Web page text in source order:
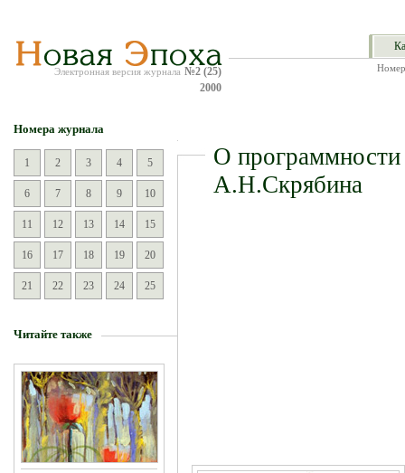
Электронная версия журнала №2 (25)
2000
Номера журнала
1 2 3 4 5
6 7 8 9 10
11 12 13 14 15
16 17 18 19 20
21 22 23 24 25
Читайте также
О программности
А.Н.Скрябина